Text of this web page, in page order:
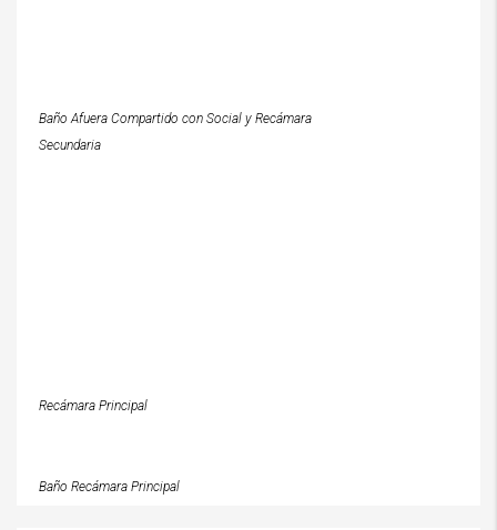
Baño Afuera Compartido con Social y Recámara
Secundaria
Recámara Principal
Baño Recámara Principal